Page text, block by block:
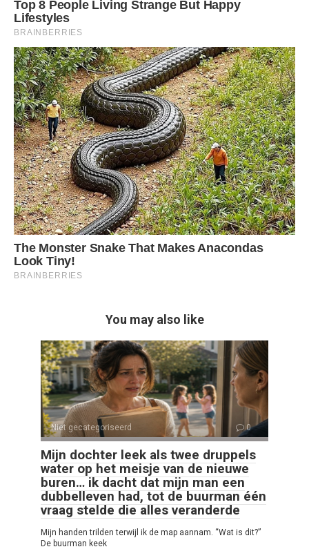
You may also like
Niet gecategoriseerd 0
Mijn dochter leek als twee druppels
water op het meisje van de nieuwe
buren… ik dacht dat mijn man een
dubbelleven had, tot de buurman één
vraag stelde die alles veranderde
Mijn handen trilden terwijl ik de map aannam. “Wat is dit?”
De buurman keek